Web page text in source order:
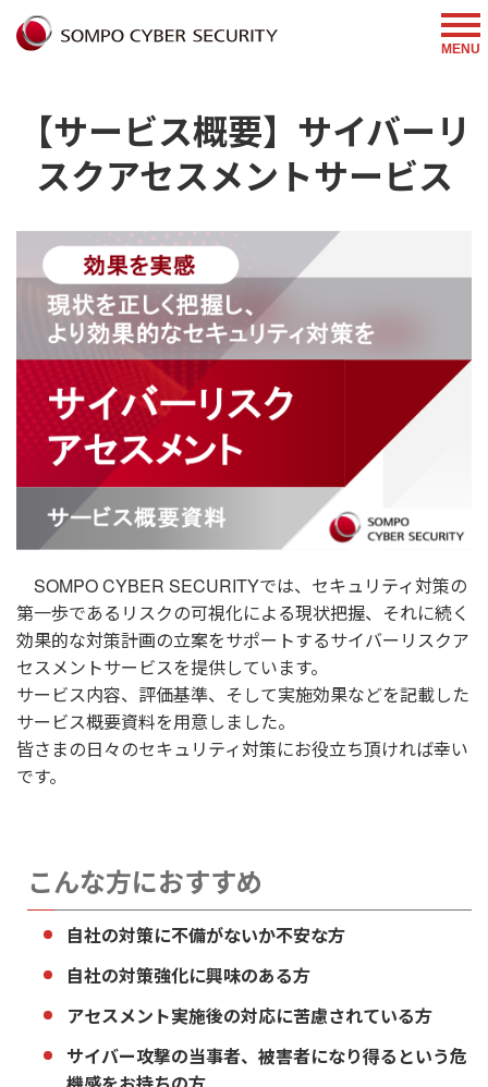
MENU
【サービス概要】サイバーリ
スクアセスメントサービス
SOMPO CYBER SECURITYでは、セキュリティ対策の
第一歩であるリスクの可視化による現状把握、それに続く
効果的な対策計画の立案をサポートするサイバーリスクア
セスメントサービスを提供しています。
サービス内容、評価基準、そして実施効果などを記載した
サービス概要資料を用意しました。
皆さまの日々のセキュリティ対策にお役立ち頂ければ幸い
です。
こんな方におすすめ
自社の対策に不備がないか不安な方
自社の対策強化に興味のある方
アセスメント実施後の対応に苦慮されている方
サイバー攻撃の当事者、被害者になり得るという危